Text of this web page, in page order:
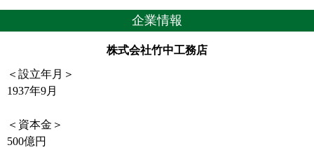
企業情報
株式会社竹中工務店
＜設立年月＞
1937年9月
＜資本金＞
500億円